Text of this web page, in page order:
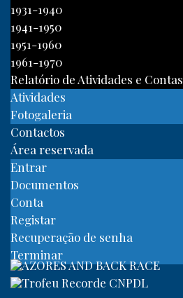
1931-1940
1941-1950
1951-1960
1961-1970
Relatório de Atividades e Contas
Atividades
Fotogaleria
Contactos
Área reservada
Entrar
Documentos
Conta
Registar
Recuperação de senha
Terminar